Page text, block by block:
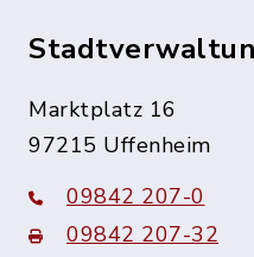
Marktplatz 16
97215 Uffenheim
09842 207-0
09842 207-32